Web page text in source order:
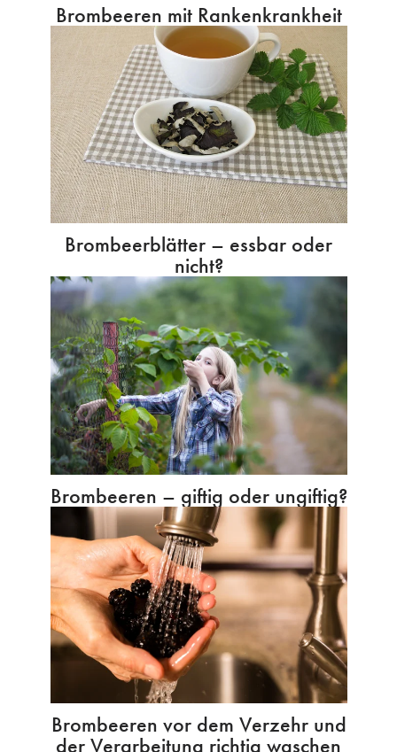
Brombeeren mit Rankenkrankheit
Brombeerblätter – essbar oder
nicht?
Brombeeren – giftig oder ungiftig?
Brombeeren vor dem Verzehr und
der Verarbeitung richtig waschen